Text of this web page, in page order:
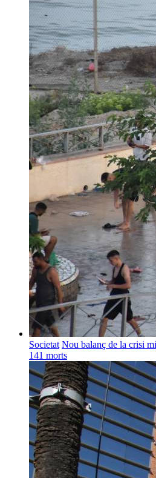
Societat Nou balanç de la crisi
141 morts